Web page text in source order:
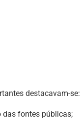
destacavam-se:
das fontes públicas;